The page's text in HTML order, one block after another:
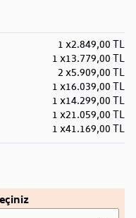
1 x2.849,00 TL
1 x13.779,00 TL
2 x5.909,00 TL
1 x16.039,00 TL
1 x14.299,00 TL
1 x21.059,00 TL
1 x41.169,00 TL